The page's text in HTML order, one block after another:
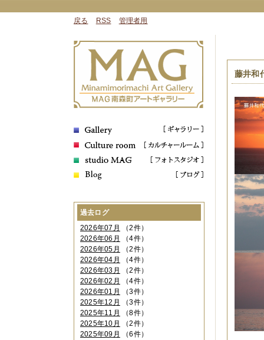
戻る RSS 管理者用
藤井和
過去ログ
2026年07月
（2件）
2026年06月
（4件）
2026年05月
（2件）
2026年04月
（4件）
2026年03月
（2件）
2026年02月
（4件）
2026年01月
（3件）
2025年12月
（3件）
2025年11月
（8件）
2025年10月
（2件）
2025年09月
（6件）